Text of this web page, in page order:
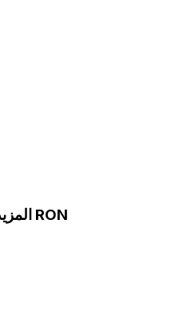
المزيد من الرسوم البيانية المباشرة RON